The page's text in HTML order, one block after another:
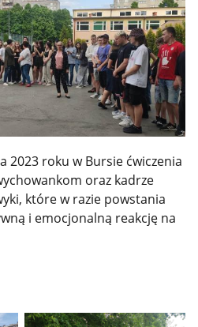
2023 roku w Bursie ćwiczenia
oraz kadrze
które w razie powstania
i emocjonalną reakcję na